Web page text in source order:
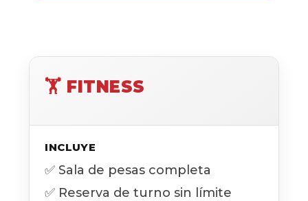
🏋️ FITNESS
INCLUYE
✅ Sala de pesas completa
✅ Reserva de turno sin límite